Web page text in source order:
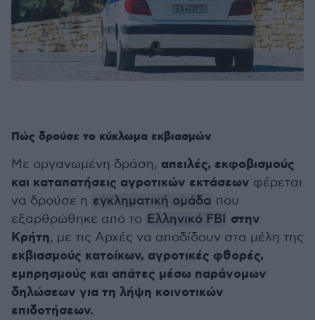
Πώς δρούσε το κύκλωμα εκβιασμών
Με οργανωμένη δράση, απειλές, εκφοβισμούς
και καταπατήσεις αγροτικών εκτάσεων φέρεται
να δρούσε η εγκληματική ομάδα που
εξαρθρώθηκε από το Ελληνικό FBI στην
Κρήτη, με τις Αρχές να αποδίδουν στα μέλη της
εκβιασμούς κατοίκων, αγροτικές φθορές,
εμπρησμούς και απάτες μέσω παράνομων
δηλώσεων για τη λήψη κοινοτικών
επιδοτήσεων.